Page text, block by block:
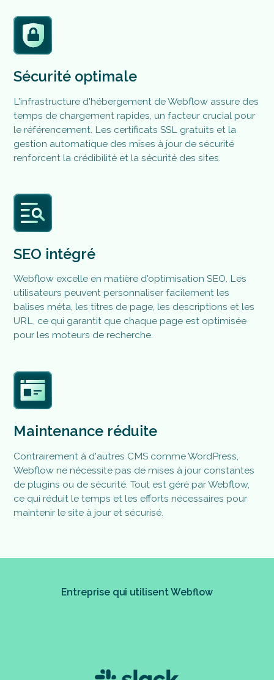
Sécurité optimale
L'infrastructure d'hébergement de Webflow assure des
temps de chargement rapides, un facteur crucial pour
le référencement​. Les certificats SSL gratuits et la
gestion automatique des mises à jour de sécurité
renforcent la crédibilité et la sécurité des sites.
SEO intégré
Webflow excelle en matière d'optimisation SEO. Les
utilisateurs peuvent personnaliser facilement les
balises méta, les titres de page, les descriptions et les
URL, ce qui garantit que chaque page est optimisée
pour les moteurs de recherche​.
Maintenance réduite
Contrairement à d'autres CMS comme WordPress,
Webflow ne nécessite pas de mises à jour constantes
de plugins ou de sécurité. Tout est géré par Webflow,
ce qui réduit le temps et les efforts nécessaires pour
maintenir le site à jour et sécurisé.
Entreprise qui utilisent Webflow